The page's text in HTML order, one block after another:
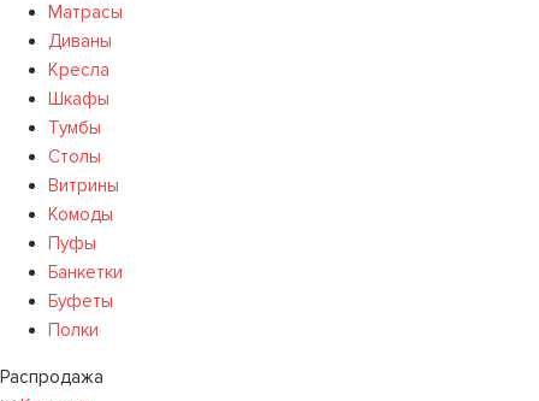
Матрасы
Диваны
Кресла
Шкафы
Тумбы
Столы
Витрины
Комоды
Пуфы
Банкетки
Буфеты
Полки
Распродажа